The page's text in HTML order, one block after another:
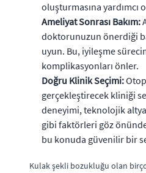
oluşturmasına yardımcı
Ameliyat Sonrası Bakım:
doktorunuzun önerdiği
uyun. Bu, iyileşme
komplikasyonları önler.
Doğru Klinik Seçimi:
gerçekleştirecek kliniği
deneyimi, teknolojik
gibi faktörleri göz
bu konuda güvenilir bir
Kulak şekli bozukluğu olan